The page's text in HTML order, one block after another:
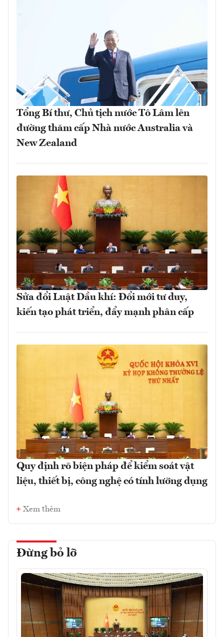
Tổng Bí thư, Chủ tịch nước Tô Lâm lên
đường thăm cấp Nhà nước Australia và
New Zealand
Sửa đổi Luật Dầu khí: Đổi mới tư duy,
kiến tạo phát triển, đẩy mạnh phân cấp
Quy định rõ biện pháp để kiểm soát vật
liệu, thiết bị, công nghệ có tính lưỡng dụng
Xem thêm
Đừng bỏ lỡ